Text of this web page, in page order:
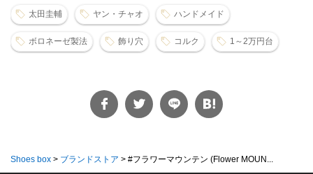
太田圭輔 ヤン・チャオ ハンドメイド
ボロネーゼ製法 飾り穴 コルク 1～2万円台
Shoes box > ブランドストア > #フラワーマウンテン (Flower MOUN...